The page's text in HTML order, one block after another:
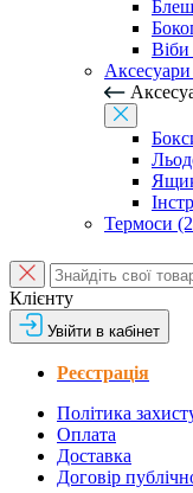
Віби
Термоси
Клієнту
Увійти в кабінет
Реєстрація
Політика
Оплата
Доставка
Договір